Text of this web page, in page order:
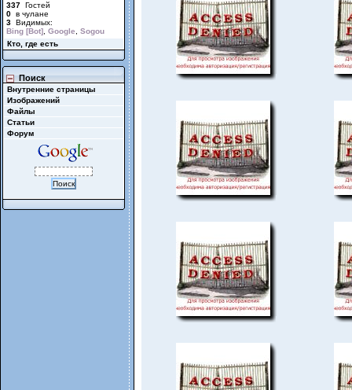
337 Гостей
0 в чулане
3 Видимых:
Bing [Bot] Google
Sogou
Кто, где есть
Поиск
Внутренние страницы
Изображений
Файлы
Статьи
Форум